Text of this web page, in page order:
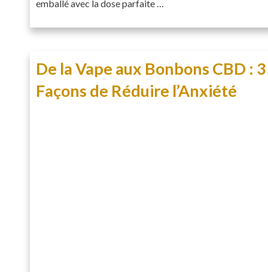
emballé avec la dose parfaite …
De la Vape aux Bonbons CBD : 3
Façons de Réduire l’Anxiété